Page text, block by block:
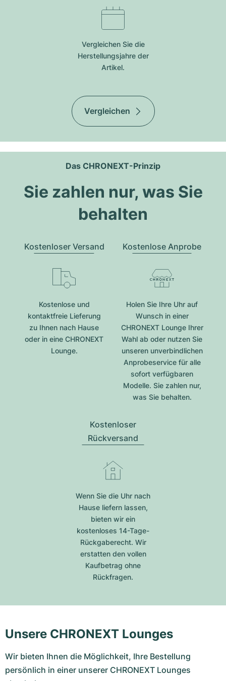
Vergleichen Sie die
Herstellungsjahre der
Artikel.
Vergleichen
Das CHRONEXT-Prinzip
Sie zahlen nur, was Sie
behalten
Kostenloser Versand
Kostenlose und
kontaktfreie Lieferung
zu Ihnen nach Hause
oder in eine CHRONEXT
Lounge.
Kostenlose Anprobe
Holen Sie Ihre Uhr auf
Wunsch in einer
CHRONEXT Lounge Ihrer
Wahl ab oder nutzen Sie
unseren unverbindlichen
Anprobeservice für alle
sofort verfügbaren
Modelle. Sie zahlen nur,
was Sie behalten.
Kostenloser
Rückversand
Wenn Sie die Uhr nach
Hause liefern lassen,
bieten wir ein
kostenloses 14-Tage-
Rückgaberecht. Wir
erstatten den vollen
Kaufbetrag ohne
Rückfragen.
Unsere CHRONEXT Lounges
Wir bieten Ihnen die Möglichkeit, Ihre Bestellung
persönlich in einer unserer CHRONEXT Lounges